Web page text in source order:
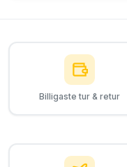
Billigaste tur & retur